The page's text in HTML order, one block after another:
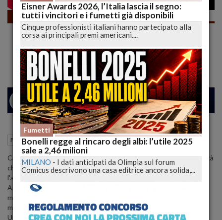
Fumetti
DOVE TUTTO È INIZIATO! Dampyr La
maledizione di Whitby | NO SPOILER |
lucadeejay
MILANO 26 29
Fumetti L'Aquila (AQ) 04 Febbraio 2022 19:00
Cari Lettori , Harlan Draka, il Dampyr è costretto a recarsi nella città
che ha visto "nascere" Dracula proprio durante le celebrazioni per
l'anniversario di Bram Stoker.
Ancora una volta il personaggio di Boselli e Colombo riesce a
muoversi agevolmente attraverso i secoli e poi tornare nel mondo
moderno ed essere assolutamente a fuoco.
Un'avventura da non perdere che può esser letta anche da chi
Eisner Awards 2026, l’Italia lascia il segno:
tutti i vincitori e i fumetti già disponibili
Cinque professionisti italiani hanno partecipato alla
corsa ai principali premi americani....
Fumetti
Bonelli regge al rincaro degli albi: l’utile 2025
sale a 2,46 milioni
MILANO - I dati anticipati da Olimpia sul forum
Comicus descrivono una casa editrice ancora solida,...